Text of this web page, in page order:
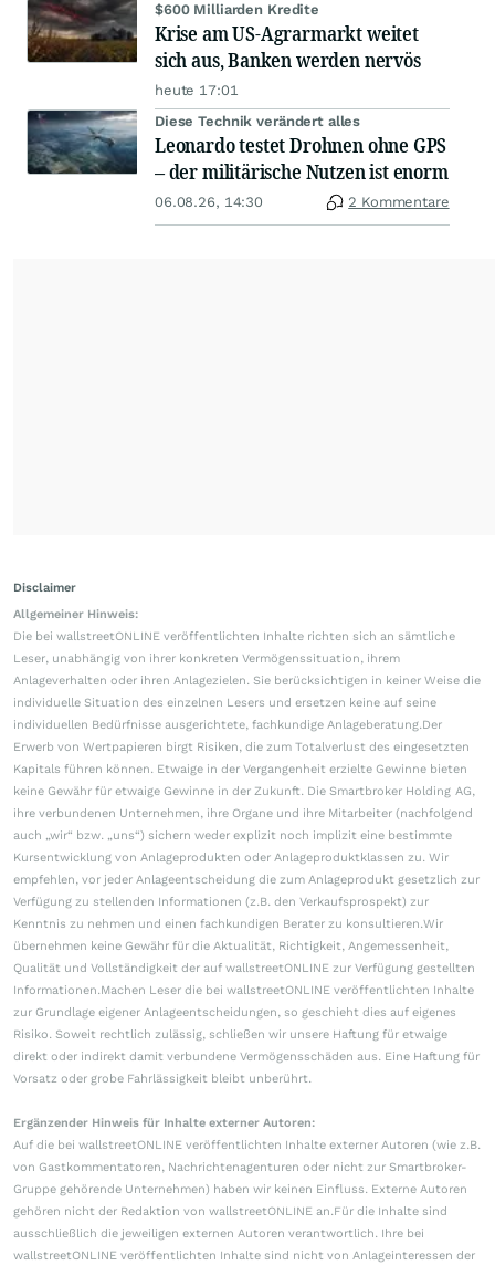
$600 Milliarden Kredite
Krise am US-Agrarmarkt weitet
sich aus, Banken werden nervös
heute 17:01
Diese Technik verändert alles
Leonardo testet Drohnen ohne GPS
– der militärische Nutzen ist enorm
06.08.26, 14:30 2 Kommentare
Disclaimer
Allgemeiner Hinweis:
Die bei wallstreetONLINE veröffentlichten Inhalte richten sich an sämtliche
Leser, unabhängig von ihrer konkreten Vermögenssituation, ihrem
Anlageverhalten oder ihren Anlagezielen. Sie berücksichtigen in keiner Weise die
individuelle Situation des einzelnen Lesers und ersetzen keine auf seine
individuellen Bedürfnisse ausgerichtete, fachkundige Anlageberatung.Der
Erwerb von Wertpapieren birgt Risiken, die zum Totalverlust des eingesetzten
Kapitals führen können. Etwaige in der Vergangenheit erzielte Gewinne bieten
keine Gewähr für etwaige Gewinne in der Zukunft. Die Smartbroker Holding AG,
ihre verbundenen Unternehmen, ihre Organe und ihre Mitarbeiter (nachfolgend
auch „wir“ bzw. „uns“) sichern weder explizit noch implizit eine bestimmte
Kursentwicklung von Anlageprodukten oder Anlageproduktklassen zu. Wir
empfehlen, vor jeder Anlageentscheidung die zum Anlageprodukt gesetzlich zur
Verfügung zu stellenden Informationen (z.B. den Verkaufsprospekt) zur
Kenntnis zu nehmen und einen fachkundigen Berater zu konsultieren.Wir
übernehmen keine Gewähr für die Aktualität, Richtigkeit, Angemessenheit,
Qualität und Vollständigkeit der auf wallstreetONLINE zur Verfügung gestellten
Informationen.Machen Leser die bei wallstreetONLINE veröffentlichten Inhalte
zur Grundlage eigener Anlageentscheidungen, so geschieht dies auf eigenes
Risiko. Soweit rechtlich zulässig, schließen wir unsere Haftung für etwaige
direkt oder indirekt damit verbundene Vermögensschäden aus. Eine Haftung für
Vorsatz oder grobe Fahrlässigkeit bleibt unberührt.
Ergänzender Hinweis für Inhalte externer Autoren:
Auf die bei wallstreetONLINE veröffentlichten Inhalte externer Autoren (wie z.B.
von Gastkommentatoren, Nachrichtenagenturen oder nicht zur Smartbroker-
Gruppe gehörende Unternehmen) haben wir keinen Einfluss. Externe Autoren
gehören nicht der Redaktion von wallstreetONLINE an.Für die Inhalte sind
ausschließlich die jeweiligen externen Autoren verantwortlich. Ihre bei
wallstreetONLINE veröffentlichten Inhalte sind nicht von Anlageinteressen der